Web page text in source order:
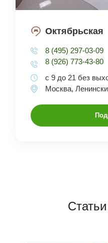
Октябрьская
8 (495) 297-03-09
8 (926) 773-43-80
с 9 до 21 без
Москва,